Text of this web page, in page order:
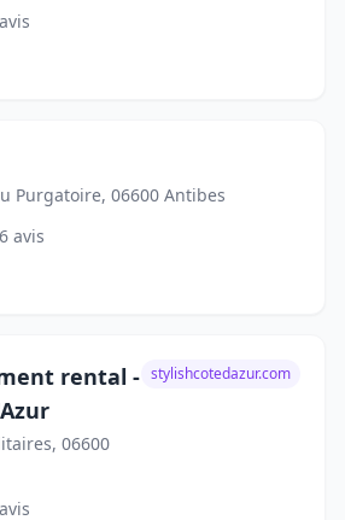
Purgatoire, 06600 Antibes
6 avis
rental -
06600
stylishcotedazur.com